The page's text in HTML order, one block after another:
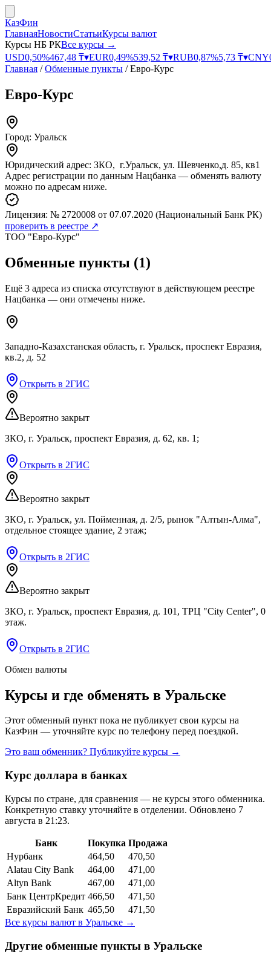
КазФин
ГлавнаяНовостиСтатьиКурсы валют
Курсы НБ РКВсе курсы →
USD0,50%467,48 ₸▾EUR0,49%539,52 ₸▾RUB0,87%5,73 ₸▾CNY
Главная /Обменные пункты /Евро-Курс
Евро-Курс
Город: Уральск
Юридический адрес: ЗКО, г.Уральск, ул. Шевченко,д. 85, кв1
Адрес регистрации по данным Нацбанка — обменять валюту
можно по адресам ниже.
Лицензия: № 2720008 от 07.07.2020 (Национальный Банк РК)
проверить в реестре ↗
ТОО "Евро-Курс"
Обменные пункты (1)
Ещё 3 адреса из списка отсутствуют в действующем реестре
Нацбанка — они отмечены ниже.
Западно-Казахстанская область, г. Уральск, проспект Евразия,
кв.2, д. 52
Открыть в 2ГИС
Вероятно закрыт
ЗКО, г. Уральск, проспект Евразия, д. 62, кв. 1;
Открыть в 2ГИС
Вероятно закрыт
ЗКО, г. Уральск, ул. Пойменная, д. 2/5, рынок "Алтын-Алма",
отдельное стоящее здание, 2 этаж;
Открыть в 2ГИС
Вероятно закрыт
ЗКО, г. Уральск, проспект Евразия, д. 101, ТРЦ "City Center", 0
этаж.
Открыть в 2ГИС
Обмен валюты
Курсы и где обменять в Уральске
Этот обменный пункт пока не публикует свои курсы на
КазФин — уточняйте курс по телефону перед поездкой.
Это ваш обменник? Публикуйте курсы →
Курс доллара в банках
Курсы по стране, для сравнения — не курсы этого обменника.
Конкретную ставку уточняйте в отделении. Обновлено 7
августа в 21:23.
Банк Покупка Продажа
Нурбанк
464,50
470,50
Alatau City Bank
464,00
471,00
Altyn Bank
467,00
471,00
Банк ЦентрКредит 466,50
471,50
Евразийский Банк 465,50
471,50
Все курсы валют в Уральске →
Другие обменные пункты в Уральске